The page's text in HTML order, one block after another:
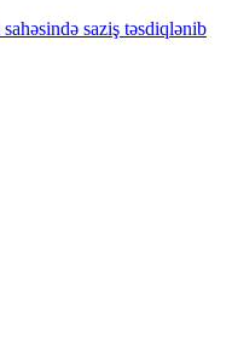
saziş təsdiqlənib